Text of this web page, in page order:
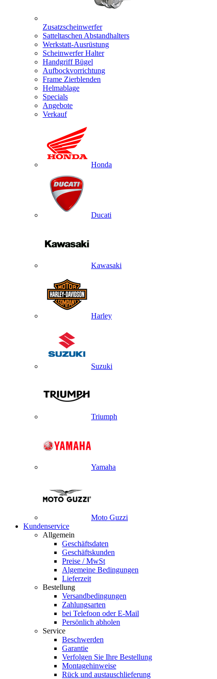
Zusatzscheinwerfer
Satteltaschen Abstandhalters
Werkstatt-Ausrüstung
Scheinwerfer Halter
Handgriff Bügel
Aufbockvorrichtung
Frame Zierblenden
Helmablage
Specials
Angebote
Verkauf
Honda
Ducati
Kawasaki
Harley
Suzuki
Triumph
Yamaha
Moto Guzzi
Kundenservice
Allgemein
Geschäftsdaten
Geschäftskunden
Preise / MwSt
Algemeine Bedingungen
Lieferzeit
Bestellung
Versandbedingungen
Zahlungsarten
bei Telefoon oder E-Mail
Persönlich abholen
Service
Beschwerden
Garantie
Verfolgen Sie Ihre Bestellung
Montagehinweise
Rück und austauschlieferung